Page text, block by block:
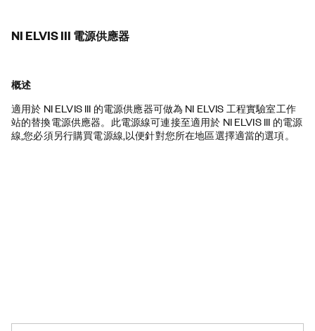
NI ELVIS III 電源供應器
概述
適用於 NI ELVIS III 的電源供應器可做為 NI ELVIS 工程實驗室工作
站的替換電源供應器。此電源線可連接至適用於 NI ELVIS III 的電源
線,您必須另行購買電源線,以便針對您所在地區選擇適當的選項。